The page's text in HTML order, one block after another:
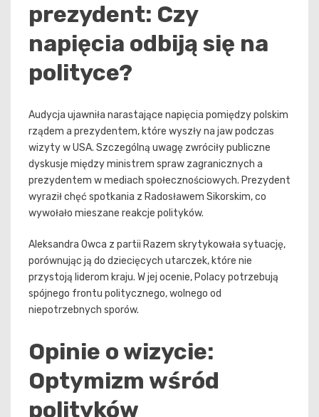
prezydent: Czy
napięcia odbiją się na
polityce?
Audycja ujawniła narastające napięcia pomiędzy polskim
rządem a prezydentem, które wyszły na jaw podczas
wizyty w USA. Szczególną uwagę zwróciły publiczne
dyskusje między ministrem spraw zagranicznych a
prezydentem w mediach społecznościowych. Prezydent
wyraził chęć spotkania z Radosławem Sikorskim, co
wywołało mieszane reakcje polityków.
Aleksandra Owca z partii Razem skrytykowała sytuację,
porównując ją do dziecięcych utarczek, które nie
przystoją liderom kraju. W jej ocenie, Polacy potrzebują
spójnego frontu politycznego, wolnego od
niepotrzebnych sporów.
Opinie o wizycie:
Optymizm wśród
polityków